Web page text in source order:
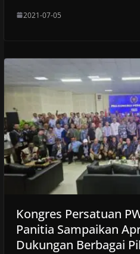
2021-07-05
Kongres Persatuan
Panitia Sampaikan
Dukungan Berbagai